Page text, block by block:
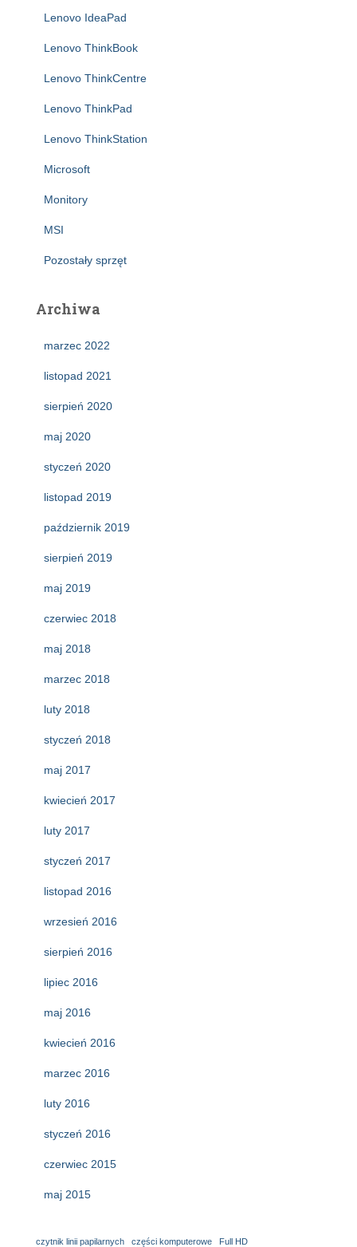
Lenovo IdeaPad
Lenovo ThinkBook
Lenovo ThinkCentre
Lenovo ThinkPad
Lenovo ThinkStation
Microsoft
Monitory
MSI
Pozostały sprzęt
Archiwa
marzec 2022
listopad 2021
sierpień 2020
maj 2020
styczeń 2020
listopad 2019
październik 2019
sierpień 2019
maj 2019
czerwiec 2018
maj 2018
marzec 2018
luty 2018
styczeń 2018
maj 2017
kwiecień 2017
luty 2017
styczeń 2017
listopad 2016
wrzesień 2016
sierpień 2016
lipiec 2016
maj 2016
kwiecień 2016
marzec 2016
luty 2016
styczeń 2016
czerwiec 2015
maj 2015
czytnik linii papilarnych części komputerowe Full HD